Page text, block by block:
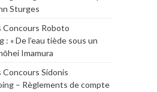
Sturges
Concours Roboto
« De l’eau tiède sous un
Imamura
Concours Sidonis
– Règlements de compte